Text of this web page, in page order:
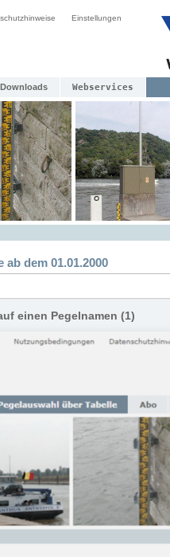
Einstellungen
Downloads Webservices
dem 01.01.2000
einen Pegelnamen (1)